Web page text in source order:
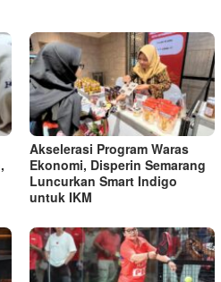
Akselerasi Program Waras
Ekonomi, Disperin Semarang
Luncurkan Smart Indigo
untuk IKM